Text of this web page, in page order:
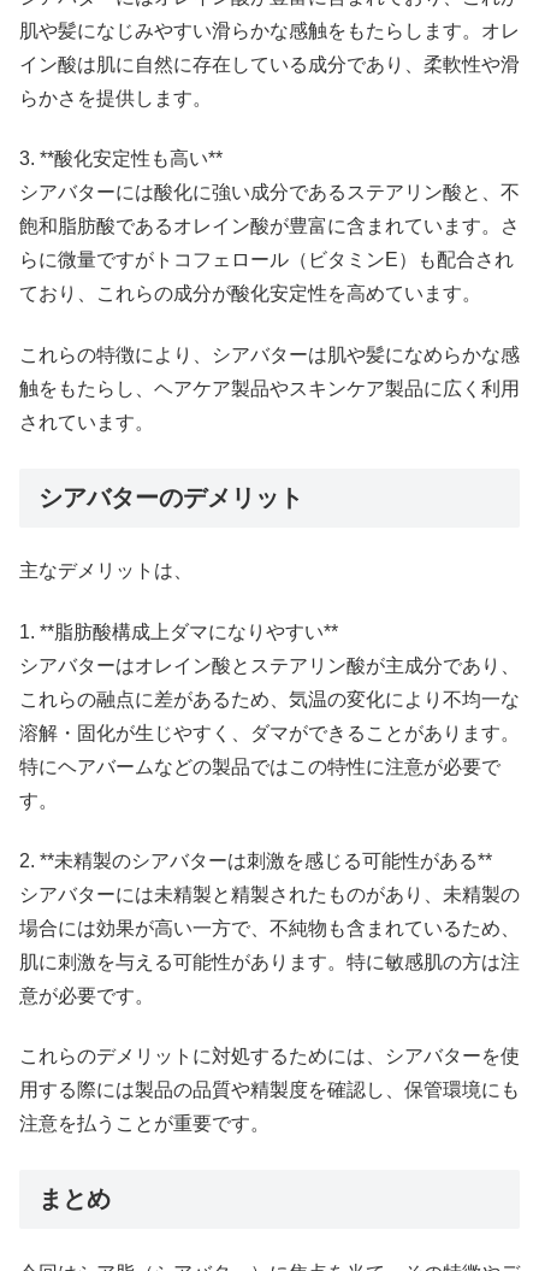
肌や髪になじみやすい滑らかな感触をもたらします。オレ
イン酸は肌に自然に存在している成分であり、柔軟性や滑
らかさを提供します。
3. **酸化安定性も高い**
シアバターには酸化に強い成分であるステアリン酸と、不
飽和脂肪酸であるオレイン酸が豊富に含まれています。さ
らに微量ですがトコフェロール（ビタミンE）も配合され
ており、これらの成分が酸化安定性を高めています。
これらの特徴により、シアバターは肌や髪になめらかな感
触をもたらし、ヘアケア製品やスキンケア製品に広く利用
されています。
シアバターのデメリット
主なデメリットは、
1. **脂肪酸構成上ダマになりやすい**
シアバターはオレイン酸とステアリン酸が主成分であり、
これらの融点に差があるため、気温の変化により不均一な
溶解・固化が生じやすく、ダマができることがあります。
特にヘアバームなどの製品ではこの特性に注意が必要で
す。
2. **未精製のシアバターは刺激を感じる可能性がある**
シアバターには未精製と精製されたものがあり、未精製の
場合には効果が高い一方で、不純物も含まれているため、
肌に刺激を与える可能性があります。特に敏感肌の方は注
意が必要です。
これらのデメリットに対処するためには、シアバターを使
用する際には製品の品質や精製度を確認し、保管環境にも
注意を払うことが重要です。
まとめ